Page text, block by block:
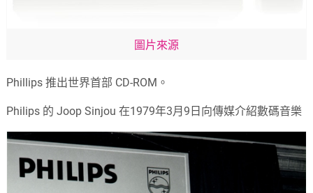
圖片來源
Phillips 推出世界首部 CD-ROM。
Philips 的 Joop Sinjou 在1979年3月9日向傳媒介紹數碼音樂